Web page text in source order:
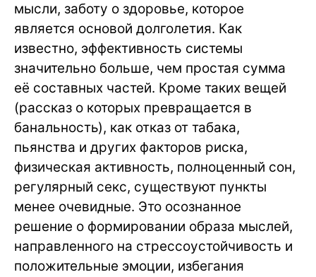
мысли, заботу о здоровье, которое
является основой долголетия. Как
известно, эффективность системы
значительно больше, чем простая сумма
её составных частей. Кроме таких вещей
(рассказ о которых превращается в
банальность), как отказ от табака,
пьянства и других факторов риска,
физическая активность, полноценный сон,
регулярный секс, существуют пункты
менее очевидные. Это осознанное
решение о формировании образа мыслей,
направленного на стрессоустойчивость и
положительные эмоции, избегания